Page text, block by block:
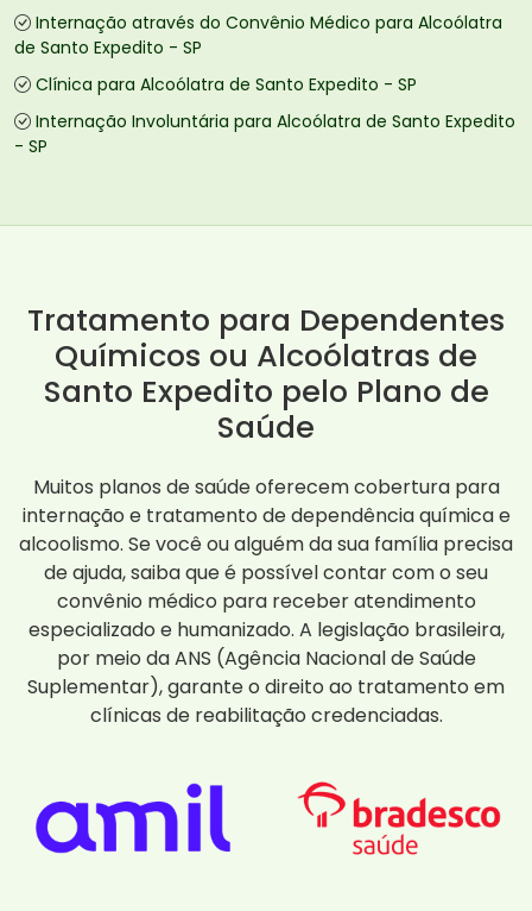
Internação através do Convênio Médico para Alcoólatra
de Santo Expedito - SP
Clínica para Alcoólatra de Santo Expedito - SP
Internação Involuntária para Alcoólatra de Santo Expedito
- SP
Tratamento para Dependentes
Químicos ou Alcoólatras de
Santo Expedito pelo Plano de
Saúde
Muitos planos de saúde oferecem cobertura para
internação e tratamento de dependência química e
alcoolismo. Se você ou alguém da sua família precisa
de ajuda, saiba que é possível contar com o seu
convênio médico para receber atendimento
especializado e humanizado. A legislação brasileira,
por meio da ANS (Agência Nacional de Saúde
Suplementar), garante o direito ao tratamento em
clínicas de reabilitação credenciadas.